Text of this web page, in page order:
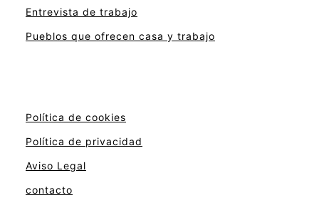
Entrevista de trabajo
Pueblos que ofrecen casa y trabajo
Política de cookies
Política de privacidad
Aviso Legal
contacto